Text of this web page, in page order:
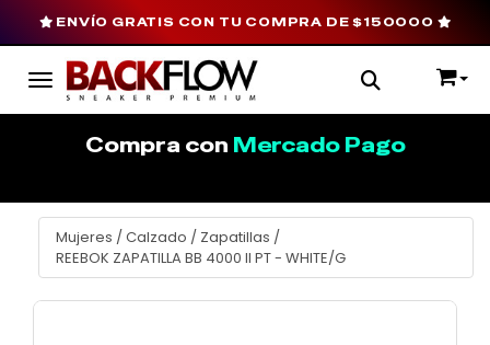
Toggle navigation
ENVÍO GRATIS CON TU COMPRA DE $150000
Compra con Mercado Pago
Mujeres / Calzado / Zapatillas /
REEBOK ZAPATILLA BB 4000 II PT - WHITE/G